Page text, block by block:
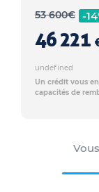
53 600€ -
46 221
undefined
Un crédit vous
capacités de